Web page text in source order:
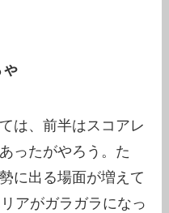
は、前半はスコアレ
ったがやろう。た
に出る場面が増えて
アがガラガラになっ